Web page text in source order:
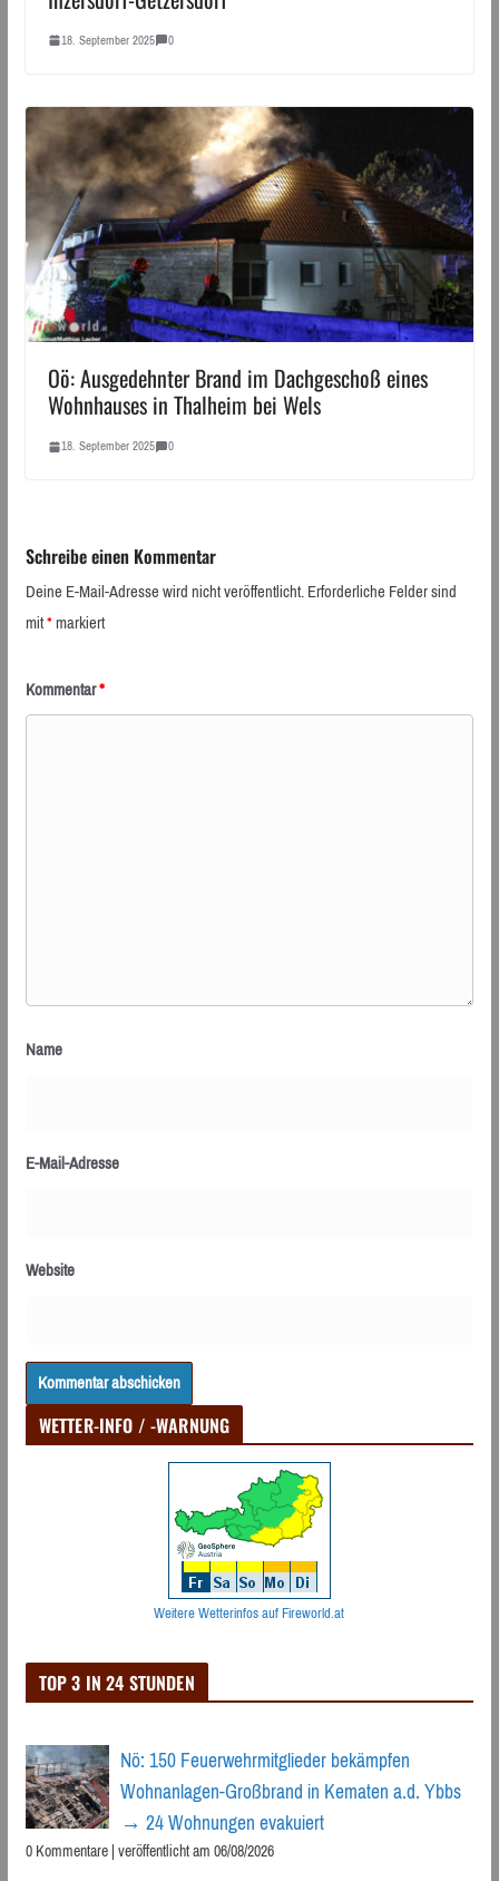
18. September 2025 0
Oö: Ausgedehnter Brand im Dachgeschoß eines
Wohnhauses in Thalheim bei Wels
18. September 2025 0
Schreibe einen Kommentar
Deine E-Mail-Adresse wird nicht veröffentlicht.Erforderliche Felder sind
mit*markiert
Kommentar*
Name
E-Mail-Adresse
Website
WETTER-INFO / -WARNUNG
Weitere Wetterinfos auf Fireworld.at
TOP 3 IN 24 STUNDEN
Nö: 150 Feuerwehrmitglieder bekämpfen
Wohnanlagen-Großbrand in Kematen a.d. Ybbs
→ 24 Wohnungen evakuiert
0 Kommentare|veröffentlicht am 06/08/2026